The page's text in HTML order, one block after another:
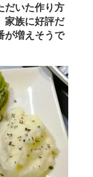
だいた作り方
家族に好評だ
が増えそうで